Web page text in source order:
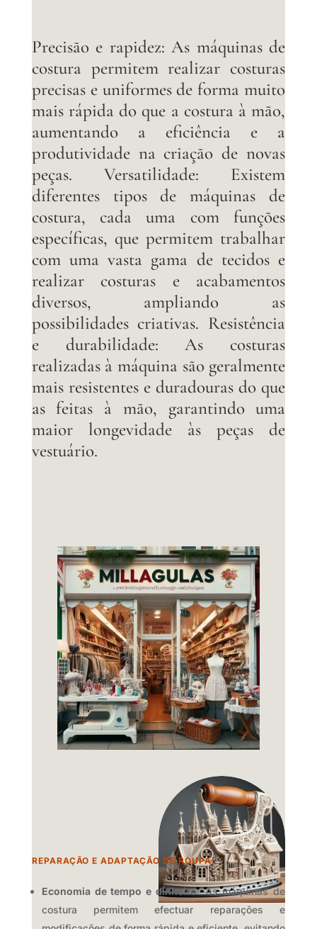
Precisão e rapidez: As máquinas de
costura permitem realizar costuras
precisas e uniformes de forma muito
mais rápida do que a costura à mão,
aumentando a eficiência e a
produtividade na criação de novas
peças. Versatilidade: Existem
diferentes tipos de máquinas de
costura, cada uma com funções
específicas, que permitem trabalhar
com uma vasta gama de tecidos e
realizar costuras e acabamentos
diversos, ampliando as
possibilidades criativas. Resistência
e durabilidade: As costuras
realizadas à máquina são geralmente
mais resistentes e duradouras do que
as feitas à mão, garantindo uma
maior longevidade às peças de
vestuário.
REPARAÇÃO E ADAPTAÇÃO DE ROUPA:
Economia de tempo e dinheiro:As máquinas de
costura permitem efectuar reparações e